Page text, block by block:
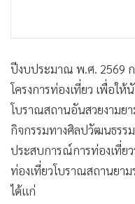
ปีงบประมาณ พ.ศ. 2569
โครงการท่องเที่ยว เพื่อใ
โบราณสถานอันสวยงามย
กิจกรรมทางศิลปวัฒนธรร
ประสบการณ์การท่องเที่ย
ท่องเที่ยวโบราณสถานยา
ได้แก่